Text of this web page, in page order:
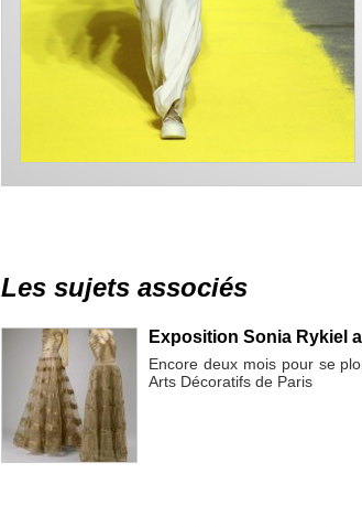
Les sujets associés
Exposition Sonia Rykiel
Encore deux mois pour se
Arts Décoratifs de Paris